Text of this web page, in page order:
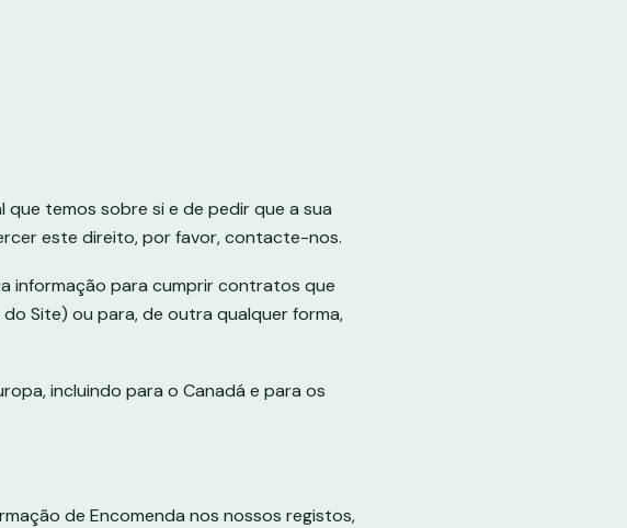
temos sobre si e de pedir que a sua
este direito, por favor, contacte-nos.
informação para cumprir contratos que
Site) ou para, de outra qualquer forma,
incluindo para o Canadá e para os
de Encomenda nos nossos registos,